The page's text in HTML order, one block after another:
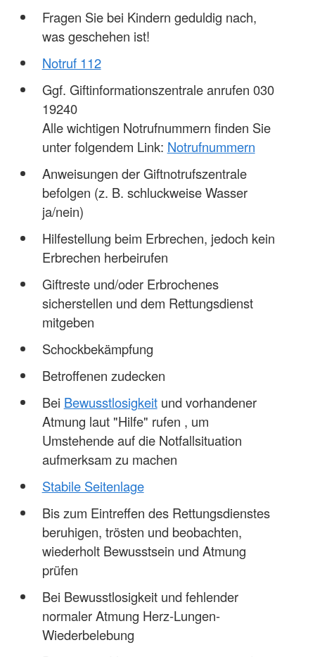
Fragen Sie bei Kindern geduldig nach,
was geschehen ist!
Notruf 112
Ggf. Giftinformationszentrale anrufen 030
19240
Alle wichtigen Notrufnummern finden Sie
unter folgendem Link: Notrufnummern
Anweisungen der Giftnotrufszentrale
befolgen (z. B. schluckweise Wasser
ja/nein)
Hilfestellung beim Erbrechen, jedoch kein
Erbrechen herbeirufen
Giftreste und/oder Erbrochenes
sicherstellen und dem Rettungsdienst
mitgeben
Schockbekämpfung
Betroffenen zudecken
Bei Bewusstlosigkeitund vorhandener
Atmung laut "Hilfe" rufen , um
Umstehende auf die Notfallsituation
aufmerksam zu machen
Stabile Seitenlage
Bis zum Eintreffen des Rettungsdienstes
beruhigen, trösten und beobachten,
wiederholt Bewusstsein und Atmung
prüfen
Bei Bewusstlosigkeit und fehlender
normaler Atmung Herz-Lungen-
Wiederbelebung